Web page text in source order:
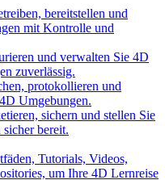
bereitstellen und
mit Kontrolle und
und verwalten Sie 4D
zuverlässig.
protokollieren und
Umgebungen.
sichern und stellen Sie
bereit.
Tutorials, Videos,
um Ihre 4D Lernreise